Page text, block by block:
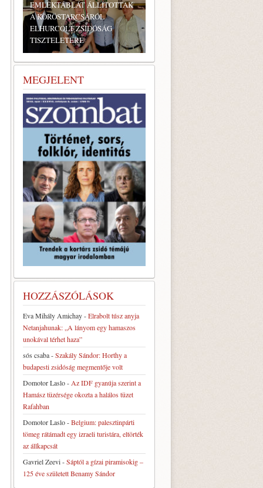
BONYHÁDI ZSIDÓ NAPOK
MEGJELENT
HOZZÁSZÓLÁSOK
Eva Mihály Amichay-Elrabolt túsz anyja
Netanjahunak: „A lányom egy hamaszos
unokával térhet haza”
sós csaba-Szakály Sándor: Horthy a
budapesti zsidóság megmentője volt
Domotor Laslo- Az IDF gyanúja szerint a
Hamász tüzérsége okozta a halálos tüzet
Rafahban
Domotor Laslo-Belgium: palesztinpárti
tömeg rátámadt egy izraeli turistára, eltörték
az állkapcsát
Gavriel Zeevi-Sáptól a gízai piramisokig –
125 éve született Benamy Sándor